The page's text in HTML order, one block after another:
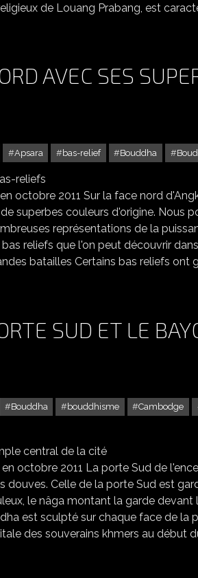
de Louang Prabang, est
AVEC SES
Apsara bas-relief Bouddha
ANGKOR WAT FACE NORD
octobre 2011 Sur la face nord
superbes couleurs d'origine. Nous
représentations de la
reliefs que l'on peut découvrir
batailles Certains bas reliefs ont
SUD ET LE
Bouddha bouddhisme Cambodge
octobre 2011 La porte Sud de
douves. Celle de la porte Sud est
le nâga montant la garde devant
est sculpté sur chaque face de la
des souverains khmers au début